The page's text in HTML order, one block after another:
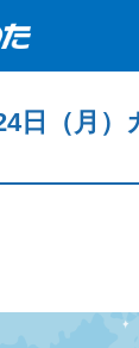
日（月）